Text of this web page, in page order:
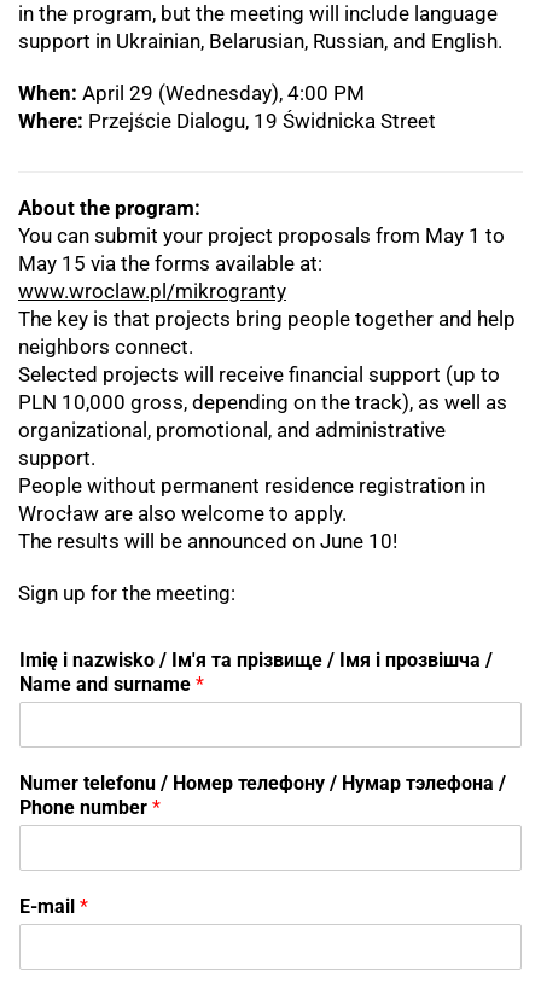
in the program, but the meeting will include language
support in Ukrainian, Belarusian, Russian, and English.
When: April 29 (Wednesday), 4:00 PM
Where: Przejście Dialogu, 19 Świdnicka Street
About the program:
You can submit your project proposals from May 1 to
May 15 via the forms available at:
www.wroclaw.pl/mikrogranty
The key is that projects bring people together and help
neighbors connect.
Selected projects will receive financial support (up to
PLN 10,000 gross, depending on the track), as well as
organizational, promotional, and administrative
support.
People without permanent residence registration in
Wrocław are also welcome to apply.
The results will be announced on June 10!
Sign up for the meeting:
Imię i nazwisko / Ім'я та прізвище / Імя і прозвішча /
Name and surname *
I
m
i
Н
м
р
Numer telefonu / Номер телефону / Нумар тэлефона /
Phone number *
E-mail *